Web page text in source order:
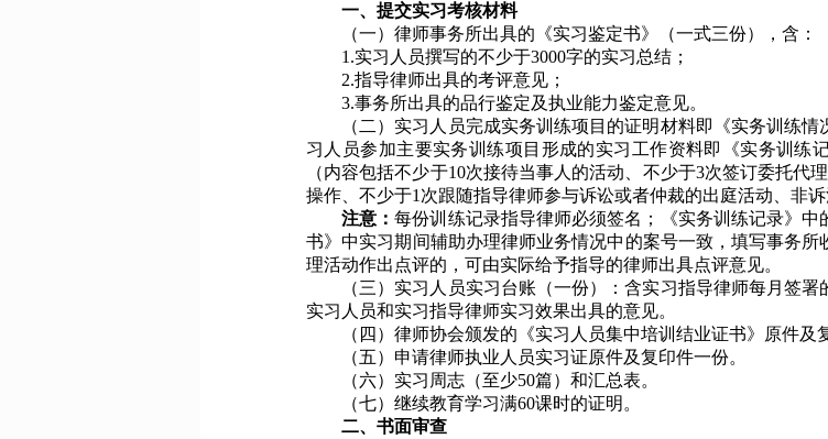
一、提交实习考核材料
（一）律师事务所出具的《实习鉴定书》（一式三份），含：
1.实习人员撰写的不少于3000字的实习总结；
2.指导律师出具的考评意见；
3.事务所出具的品行鉴定及执业能力鉴定意见。
（二）实习人员完成实务训练项目的证明材料即《实务训练
习人员参加主要实务训练项目形成的实习工作资料即《实务训练记
（内容包括不少于10次接待当事人的活动、不少于3次签订委托代
操作、不少于1次跟随指导律师参与诉讼或者仲裁的出庭活动、非诉
注意：每份训练记录指导律师必须签名；《实务训练记录》
书》中实习期间辅助办理律师业务情况中的案号一致，填写事务
理活动作出点评的，可由实际给予指导的律师出具点评意见。
（三）实习人员实习台账（一份）：含实习指导律师每月签
实习人员和实习指导律师实习效果出具的意见。
（四）律师协会颁发的《实习人员集中培训结业证书》原件及
（五）申请律师执业人员实习证原件及复印件一份。
（六） 实习周志（至少50篇）和汇总表。
（七）继续教育学习满60课时的证明。
二、书面审查